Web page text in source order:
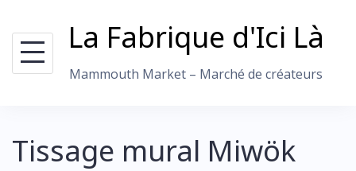
to
content
La Fabrique d'Ici Là
Mammouth Market – Marché de créateurs
Tissage mural Miwök